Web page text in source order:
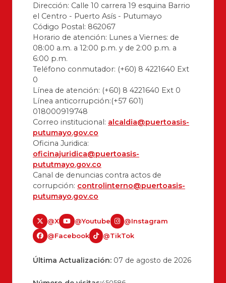
Dirección: Calle 10 carrera 19 esquina Barrio
el Centro - Puerto Asís - Putumayo
Código Postal: 862067
Horario de atención: Lunes a Viernes: de
08:00 a.m. a 12:00 p.m. y de 2:00 p.m. a
6:00 p.m.
Teléfono conmutador: (+60) 8 4221640 Ext
0
Línea de atención: (+60) 8 4221640 Ext 0
Línea anticorrupción:(+57 601)
018000919748
Correo institucional: alcaldia@puertoasis-
putumayo.gov.co
Oficina Juridica:
oficinajuridica@puertoasis-
pututmayo.gov.co
Canal de denuncias contra actos de
corrupción: controlinterno@puertoasis-
putumayo.gov.co
@X @Youtube
@Instagram
@Facebook
@TikTok
Última Actualización: 07 de agosto de 2026